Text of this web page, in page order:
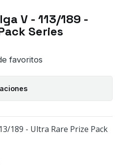
V - 113/189 -
Series
favoritos
189 - Ultra Rare Prize Pack